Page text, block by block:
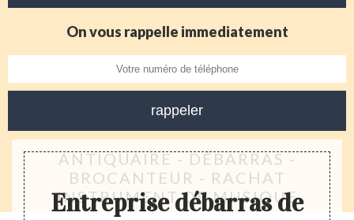
On vous rappelle immediatement
ANTIQUAIRE - DÉBARRAS -
BROCANTEUR - RACHAT
INSTRUMENT DE MUSIQUE
Entreprise débarras de